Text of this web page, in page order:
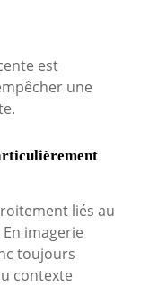
est
une
liés au
imagerie
toujours
contexte